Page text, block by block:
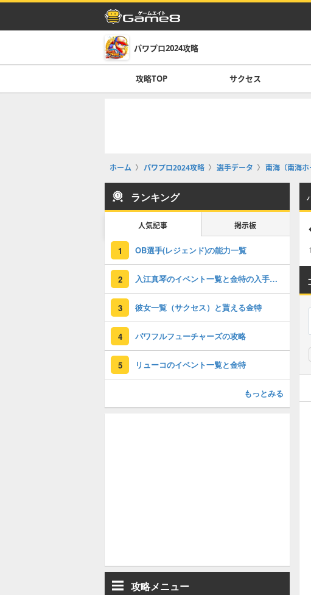
パワプロ2024攻略
攻略TOP サクセス
ホーム パワプロ2024攻略 選手データ 南海（南海ホ
ランキング
人気記事 掲示板
1 OB選手(レジェンド)の能力一覧
2 入江真琴のイベント一覧と金特の入手方法
3 彼女一覧（サクセス）と貰える金特
4 パワフルフューチャーズの攻略
5 リューコのイベント一覧と金特
もっとみる
攻略メニュー